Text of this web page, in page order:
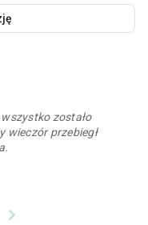
zostało
wieczór przebiegł